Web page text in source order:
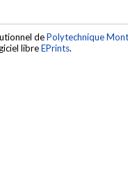
dePolytechnique
libreEPrints.